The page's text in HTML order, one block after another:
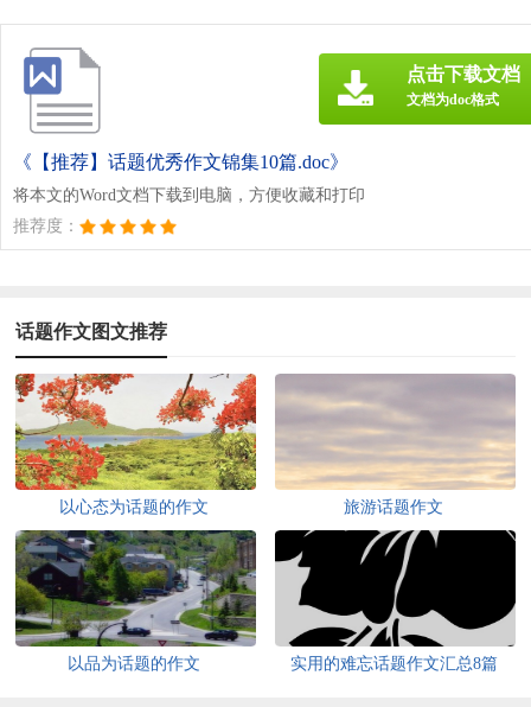
《【推荐】话题优秀作文锦集10篇.doc》
将本文的Word文档下载到电脑，方便收藏和打印
推荐度：
点击下载文档
文档为doc格式
话题作文图文推荐
以心态为话题的作文 旅游话题作文
以品为话题的作文 实用的难忘话题作文汇总8篇